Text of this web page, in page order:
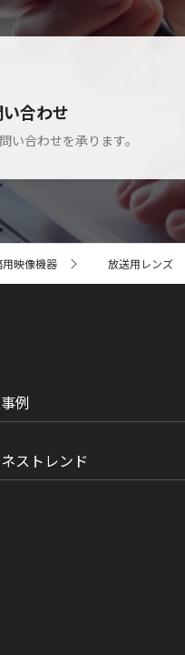
合わせ
い合わせを承ります。
映像機器 放送用レンズ
例
ストレンド